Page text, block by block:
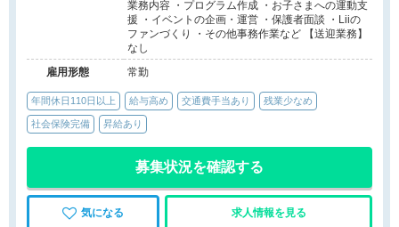
業務内容 ・プログラム作成 ・お子さまへの運動支
援 ・イベントの企画・運営 ・保護者面談 ・Liiの
ファンづくり ・その他事務作業など 【送迎業務】
なし
雇用形態
常勤
年間休日110日以上 給与高め 交通費手当あり 残業少なめ
社会保険完備 昇給あり
募集状況を確認する
気になる 求人情報を見る